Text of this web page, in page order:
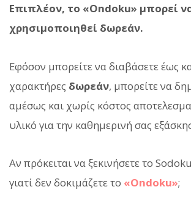
Επιπλέον, το «Ondoku» μπορεί
χρησιμοποιηθεί δωρεάν.
Εφόσον μπορείτε να διαβάσετε έως
χαρακτήρες δωρεάν, μπορείτε να
αμέσως και χωρίς κόστος
υλικό για την καθημερινή σας
Αν πρόκειται να ξεκινήσετε το
γιατί δεν δοκιμάζετε το «Ondoku»;